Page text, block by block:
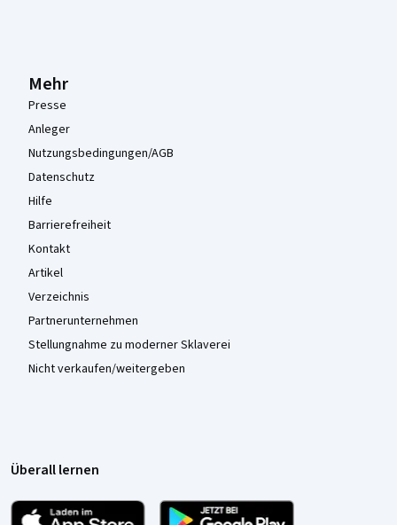
Mehr
Presse
Anleger
Nutzungsbedingungen/AGB
Datenschutz
Hilfe
Barrierefreiheit
Kontakt
Artikel
Verzeichnis
Partnerunternehmen
Stellungnahme zu moderner Sklaverei
Nicht verkaufen/weitergeben
Überall lernen